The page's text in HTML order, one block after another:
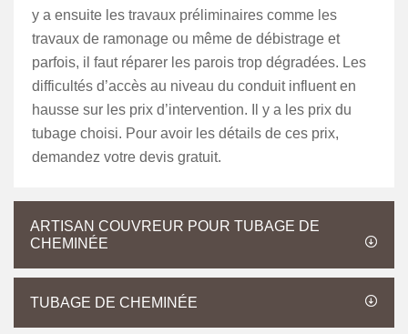
y a ensuite les travaux préliminaires comme les
travaux de ramonage ou même de débistrage et
parfois, il faut réparer les parois trop dégradées. Les
difficultés d’accès au niveau du conduit influent en
hausse sur les prix d’intervention. Il y a les prix du
tubage choisi. Pour avoir les détails de ces prix,
demandez votre devis gratuit.
ARTISAN COUVREUR POUR TUBAGE DE
CHEMINÉE
TUBAGE DE CHEMINÉE